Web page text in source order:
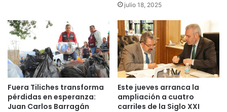
julio 18, 2025
Fuera Tiliches transforma
pérdidas en esperanza:
Juan Carlos Barragán
Este jueves arranca la
ampliación a cuatro
carriles de la Siglo XXI